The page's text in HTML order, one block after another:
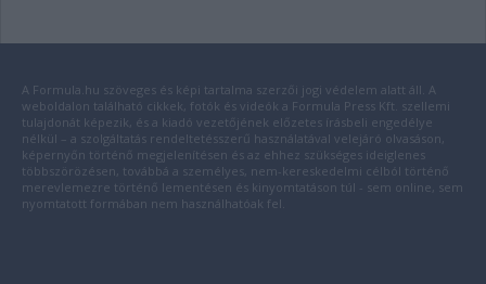
A Formula.hu szöveges és képi tartalma szerzői jogi védelem alatt áll. A
weboldalon található cikkek, fotók és videók a Formula Press Kft. szellemi
tulajdonát képezik, és a kiadó vezetőjének előzetes írásbeli engedélye
nélkül – a szolgáltatás rendeltetésszerű használatával velejáró olvasáson,
képernyőn történő megjelenítésen és az ehhez szükséges ideiglenes
többszörözésen, továbbá a személyes, nem-kereskedelmi célból történő
merevlemezre történő lementésen és kinyomtatáson túl - sem online, sem
nyomtatott formában nem használhatóak fel.